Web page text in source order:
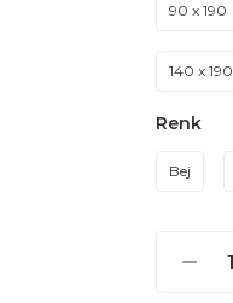
90 x 190
140 x 190
Renk
Bej